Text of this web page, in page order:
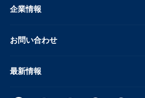
企業情報
お問い合わせ
最新情報